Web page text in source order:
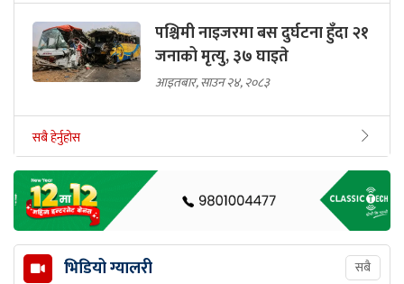
पश्चिमी नाइजरमा बस दुर्घटना हुँदा २१
जनाको मृत्यु, ३७ घाइते
आइतबार, साउन २४, २०८३
सबै हेर्नुहोस
भिडियो ग्यालरी सबै